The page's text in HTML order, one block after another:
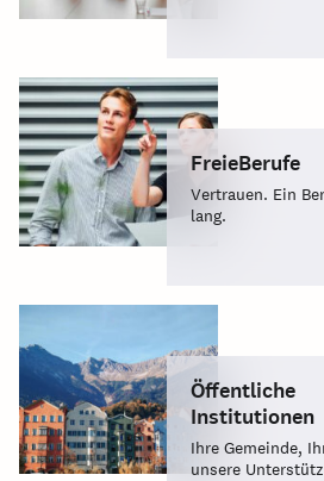
FreieBerufe
Vertrauen. Ein
lang.
Öffentliche
Institutionen
Ihre Gemeinde,
unsere